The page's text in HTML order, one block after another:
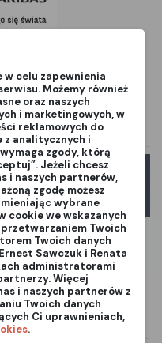
celu zapewnienia
Możemy również
oraz naszych
i marketingowych, w
reklamowych do
z analitycznych i
zgody, którą
Jeżeli chcesz
i naszych partnerów,
zgodę możesz
wybrane
cookie we wskazanych
Twoich
Twoich danych
Sawczuk i Renata
administratorami
Więcej
i naszych partnerów z
Twoich danych
Ci uprawnieniach,
.